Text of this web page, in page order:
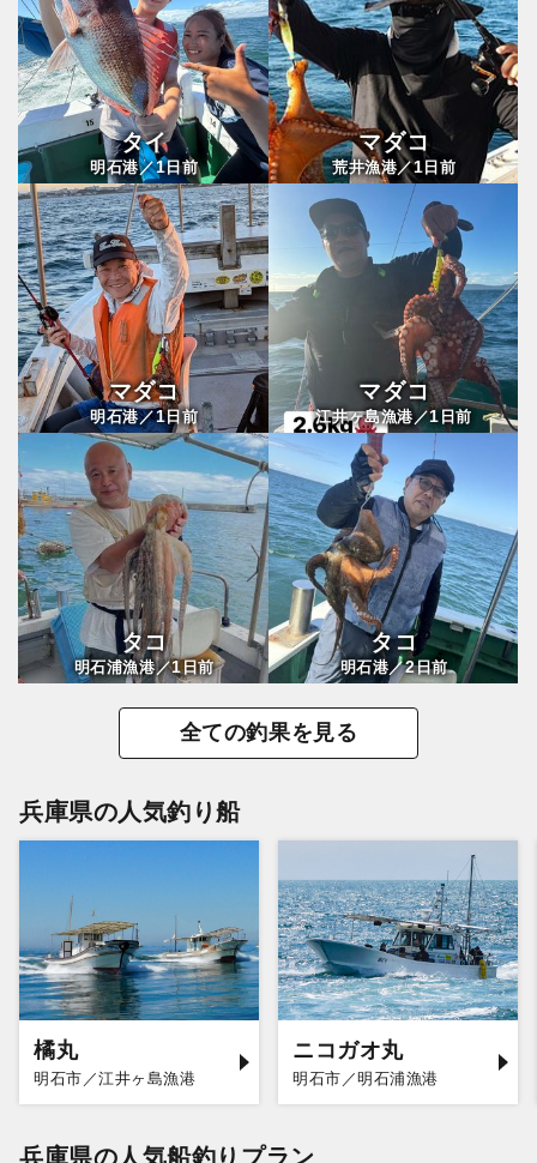
タイ
明石港／1日前
マダコ
荒井漁港／1日前
マダコ
明石港／1日前
マダコ
江井ヶ島漁港／1 日前
タコ
明石浦漁港／1日前
タコ
明石港／2日前
全ての釣果を見る
兵庫県の人気釣り船
橘丸
明石市／江井ヶ島漁港
ニコガオ丸
明石市／明石浦漁港
兵庫県の人気船釣りプラン